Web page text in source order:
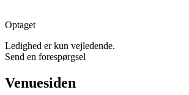
Optaget
Ledighed er kun vejledende.
Send en forespørgsel
Venuesiden